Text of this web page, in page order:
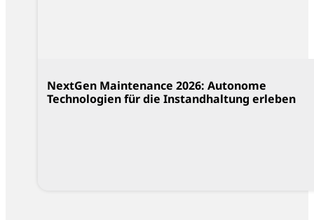
NextGen Maintenance 2026: Autonome
Technologien für die Instandhaltung erleben